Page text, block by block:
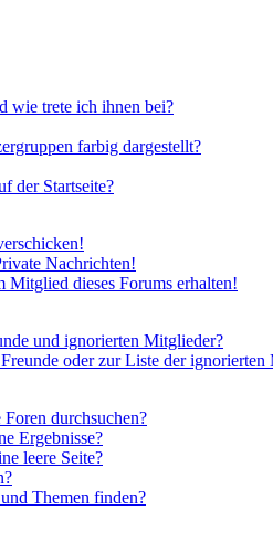
wie trete ich ihnen bei?
farbig dargestellt?
der Startseite?
Nachrichten!
Mitglied dieses Forums erhalten!
und ignorierten Mitglieder?
oder zur Liste der
durchsuchen?
Ergebnisse?
leere Seite?
Themen finden?